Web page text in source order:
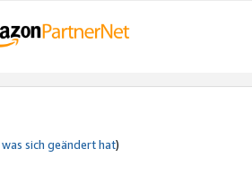
was sich geändert hat)